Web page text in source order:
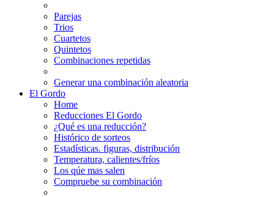
Parejas
Trios
Cuartetos
Quintetos
Combinaciones repetidas
Generar una combinación aleatoria
El Gordo
Home
Reducciones El Gordo
¿Qué es una reducción?
Histórico de sorteos
Estadísticas. figuras, distribución
Temperatura, calientes/fríos
Los qúe mas salen
Compruebe su combinación